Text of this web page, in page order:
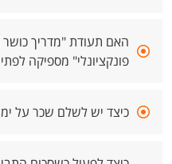
פונקציונלי" מספיקה
כיצד יש לשלם שכר על